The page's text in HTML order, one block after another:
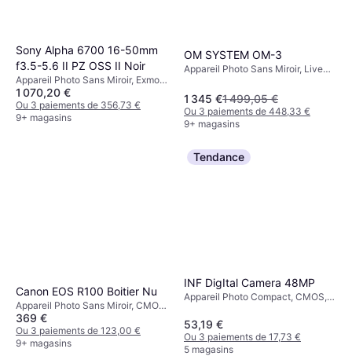
Sony Alpha 6700 16-50mm
f3.5-5.6 II PZ OSS II Noir
Appareil Photo Sans Miroir, Exmor
RS CMOS, APS-C, 26 MP, Face
Detection, 409g
1 070,20 €
Ou 3 paiements de 356,73 €
9+ magasins
OM SYSTEM OM-3
Appareil Photo Sans Miroir, Live
Continuous Drive, Face Detection,
Weather Sealed, 496g
1 345 €1 499,05 €
Ou 3 paiements de 448,33 €
9+ magasins
Canon EOS R100 Boitier Nu
Appareil Photo Sans Miroir, CMOS,
Continuous Drive, 612g
369 €
Ou 3 paiements de 123,00 €
9+ magasins
Tendance
INF DigItal Camera 48MP
Appareil Photo Compact, CMOS,
53,19 €
Ou 3 paiements de 17,73 €
5 magasins